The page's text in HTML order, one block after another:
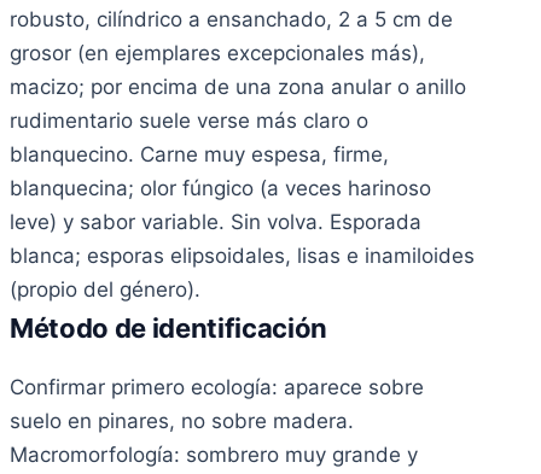
robusto, cilíndrico a ensanchado, 2 a 5 cm de
grosor (en ejemplares excepcionales más),
macizo; por encima de una zona anular o anillo
rudimentario suele verse más claro o
blanquecino. Carne muy espesa, firme,
blanquecina; olor fúngico (a veces harinoso
leve) y sabor variable. Sin volva. Esporada
blanca; esporas elipsoidales, lisas e inamiloides
(propio del género).
Método de identificación
Confirmar primero ecología: aparece sobre
suelo en pinares, no sobre madera.
Macromorfología: sombrero muy grande y